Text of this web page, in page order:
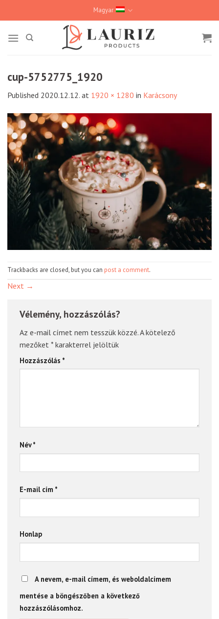
Magyar
cup-5752775_1920
Published 2020.12.12. at 1920 × 1280 in Karácsony
Trackbacks are closed, but you can post a comment.
Next →
Vélemény, hozzászólás?
Az e-mail címet nem tesszük közzé.A kötelező
mezőket * karakterrel jelöltük
Hozzászólás *
Név*
E-mail cím *
Honlap
A nevem, e-mail címem, és weboldalcímem
mentése a böngészőben a következő
hozzászólásomhoz.